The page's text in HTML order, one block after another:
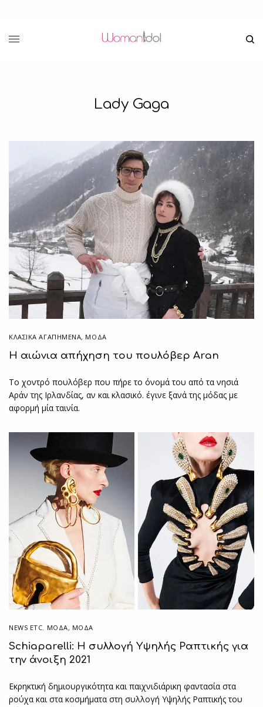
Lady Gaga
ΚΛΑΣΙΚΆ ΑΓΑΠΗΜΈΝΑ, ΜΟΔΑ
Η αιώνια απήχηση του πουλόβερ Aran
Το χοντρό πουλόβερ που πήρε το όνομά του από τα νησιά
Αράν της Ιρλανδίας, αν και κλασικό. έγινε ξανά της μόδας με
αφορμή μία ταινία.
NEWS ETC. ΜΌΔΑ, ΜΟΔΑ
Schiaparelli: Η συλλογή Yψηλής Ραπτικής για
την άνοιξη 2021
Εκρηκτική δημιουργικότητα και παιχνιδιάρικη φαντασία στα
ρούχα και στα κοσμήματα στη συλλογή Υψηλής Ραπτικής του